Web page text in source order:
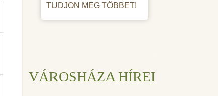
TUDJON MEG TÖBBET!
VÁROSHÁZA HÍREI